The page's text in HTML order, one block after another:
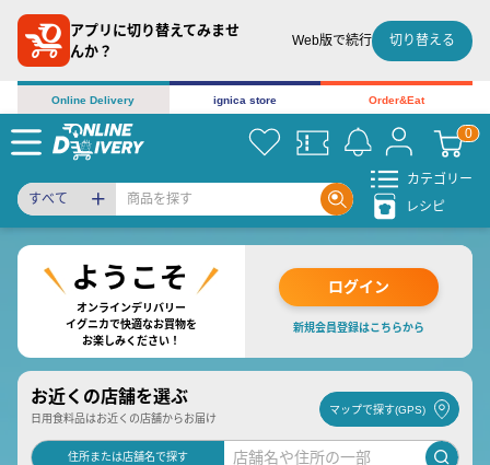
アプリに切り替えてみませ
んか？
Web版で続行 切り替える
Online Delivery ignica store Order&Eat
すべて
カテゴリー
レシピ
オンラインデリバリー
イグニカで快適なお買物を
お楽しみください！
ログイン
新規会員登録はこちらから
お近くの店舗を選ぶ
日用食料品はお近くの店舗からお届け
マップで探す(GPS)
住所または店舗名で探す